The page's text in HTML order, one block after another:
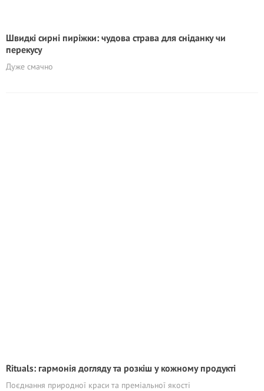
Швидкі сирні пиріжки: чудова страва для сніданку чи
перекусу
Дуже смачно
Rituals: гармонія догляду та розкіш у кожному продукті
Поєднання природної краси та преміальної якості